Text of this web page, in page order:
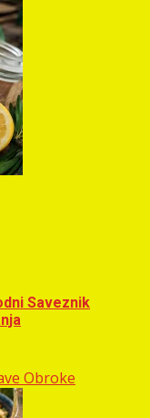
Saveznik
Obroke